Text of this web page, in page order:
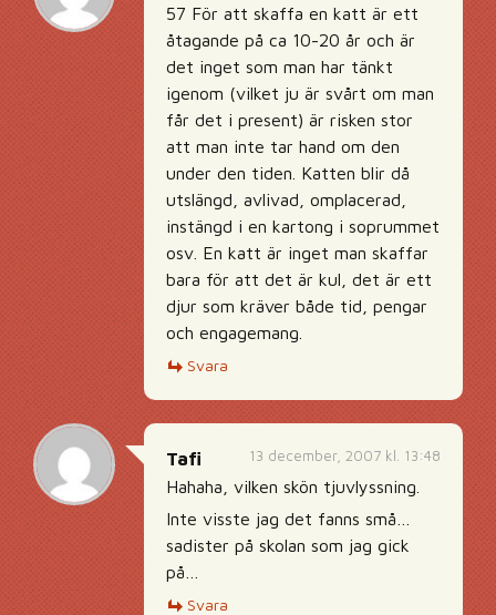
57 För att skaffa en katt är ett
åtagande på ca 10-20 år och är
det inget som man har tänkt
igenom (vilket ju är svårt om man
får det i present) är risken stor
att man inte tar hand om den
under den tiden. Katten blir då
utslängd, avlivad, omplacerad,
instängd i en kartong i soprummet
osv. En katt är inget man skaffar
bara för att det är kul, det är ett
djur som kräver både tid, pengar
och engagemang.
Svara
13 december, 2007 kl. 13:48
Tafi
Hahaha, vilken skön tjuvlyssning.
Inte visste jag det fanns små…
sadister på skolan som jag gick
på…
Svara